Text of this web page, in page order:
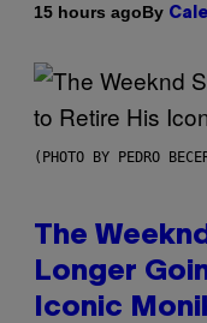
15 hours agoBy
(PHOTO BY PEDRO
The
Longer
Iconic